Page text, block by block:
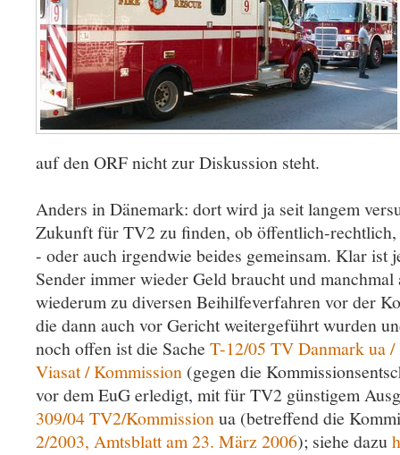
auf den ORF nicht zur Diskussion steht.
Anders in Dänemark: dort wird ja seit langem
Zukunft für TV2 zu finden, ob öffentlich-
- oder auch irgendwie beides gemeinsam. Klar ist
Sender immer wieder Geld braucht und
wiederum zu diversen Beihilfeverfahren vor der
die dann auch vor Gericht weitergeführt wurden
noch offen ist die Sache T-12/05 TV Danmark ua
Viasat / Kommission (gegen die
vor dem EuG erledigt, mit für TV2 günstigem
309/04 TV2/Kommissionua (betreffend die
2/2003, Amtsblatt am 23. März 2006); siehe dazu